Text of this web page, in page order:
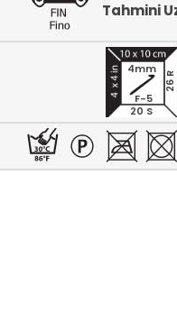
Tahmini
20 S
26 R
4mm
F-5